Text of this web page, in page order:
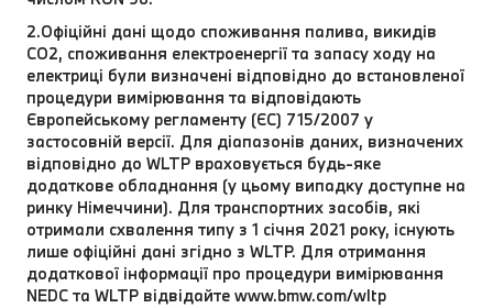
2.Офіційні дані щодо споживання палива, викидів
CO2, споживання електроенергії та запасу ходу на
електриці були визначені відповідно до встановленої
процедури вимірювання та відповідають
Європейському регламенту (ЄС) 715/2007 у
застосовній версії. Для діапазонів даних, визначених
відповідно до WLTP враховується будь-яке
додаткове обладнання (у цьому випадку доступне на
ринку Німеччини). Для транспортних засобів, які
отримали схвалення типу з 1 січня 2021 року, існують
лише офіційні дані згідно з WLTP. Для отримання
додаткової інформації про процедури вимірювання
NEDC та WLTP відвідайте www.bmw.com/wltp